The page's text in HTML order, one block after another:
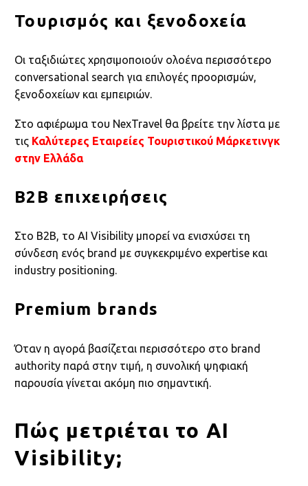
Τουρισμός και ξενοδοχεία
Οι ταξιδιώτες χρησιμοποιούν ολοένα περισσότερο
conversational search για επιλογές προορισμών,
ξενοδοχείων και εμπειριών.
Στο αφιέρωμα του NexTravel θα βρείτε την λίστα με
τις Καλύτερες Εταιρείες Τουριστικού Μάρκετινγκ
στην Ελλάδα
B2B επιχειρήσεις
Στο B2B, το AI Visibility μπορεί να ενισχύσει τη
σύνδεση ενός brand με συγκεκριμένο expertise και
industry positioning.
Premium brands
Όταν η αγορά βασίζεται περισσότερο στο brand
authority παρά στην τιμή, η συνολική ψηφιακή
παρουσία γίνεται ακόμη πιο σημαντική.
Πώς μετριέται το AI
Visibility;